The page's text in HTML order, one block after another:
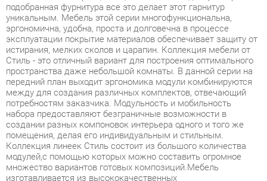
Стиль - это отличный вариант для построения оптимального
пространства даже небольшой комнаты. В данной серии на
передний план выходит эргономика модули комбинируются
между для создания различных комплектов, отвечающий
потребностям заказчика. Модульность и мобильность
набора предоставляют безграничные возможности в
создании разных компоновок интерьера одного и того же
помещения, делая его индивидуальным и стильным.
Коллекция линеек Стиль состоит из большого количества
модулей,с помощью которых можно составить огромное
множество вариантов готовых композиций.Мебель
изготавливается из высококачественных
материалов.Мебель представлена в классическом и
современном стиле. Модули разработаны с учетом
возможности создания разных вариантов компоновки в
зависимости от площади помещения и пожеланий
покупателя.. Элегантная простота форм и функциональность